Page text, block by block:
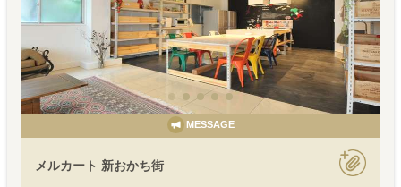
MESSAGE
メルカート 新おかち街